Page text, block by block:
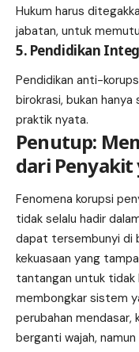
Hukum harus
jabatan, untuk
5. Pendidikan
Pendidikan anti-
birokrasi, bukan
praktik nyata.
Penutup:
dari Penyakit
Fenomena korupsi
tidak selalu hadir
dapat tersembunyi di
kekuasaan yang
tantangan untuk tidak
membongkar sistem
perubahan mendasar,
berganti wajah,